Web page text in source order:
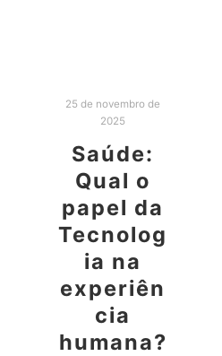
25 de novembro de
2025
Saúde:
Qual o
papel da
Tecnolog
ia na
experiên
cia
humana?